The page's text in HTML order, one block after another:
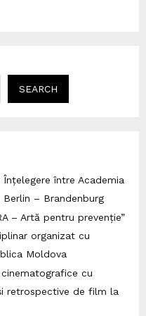
SEARCH
între Academia
– Brandenburg
– Artă pentru prevenție”
organizat cu
Moldova
cu
retrospective de film la